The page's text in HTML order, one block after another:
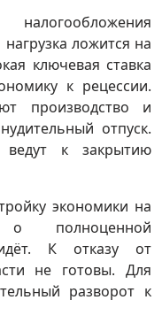
ложится на
ключевая ставка
к рецессии.
производство и
отпуск.
к закрытию
экономики на
полноценной
К отказу от
не готовы. Для
разворот к